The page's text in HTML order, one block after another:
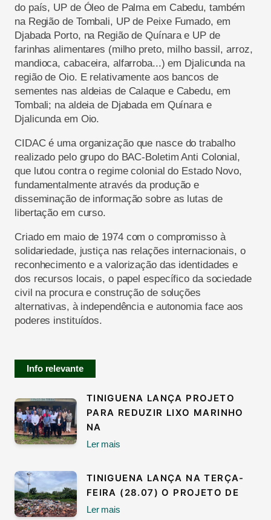
do país, UP de Óleo de Palma em Cabedu, também
na Região de Tombali, UP de Peixe Fumado, em
Djabada Porto, na Região de Quínara e UP de
farinhas alimentares (milho preto, milho bassil, arroz,
mandioca, cabaceira, alfarroba...) em Djalicunda na
região de Oio. E relativamente aos bancos de
sementes nas aldeias de Calaque e Cabedu, em
Tombali; na aldeia de Djabada em Quínara e
Djalicunda em Oio.
CIDAC é uma organização que nasce do trabalho
realizado pelo grupo do BAC-Boletim Anti Colonial,
que lutou contra o regime colonial do Estado Novo,
fundamentalmente através da produção e
disseminação de informação sobre as lutas de
libertação em curso.
Criado em maio de 1974 com o compromisso à
solidariedade, justiça nas relações internacionais, o
reconhecimento e a valorização das identidades e
dos recursos locais, o papel específico da sociedade
civil na procura e construção de soluções
alternativas, à independência e autonomia face aos
poderes instituídos.
Info relevante
TINIGUENA LANÇA PROJETO
PARA REDUZIR LIXO MARINHO
NA
Ler mais
TINIGUENA LANÇA NA TERÇA-
FEIRA (28.07) O PROJETO DE
Ler mais